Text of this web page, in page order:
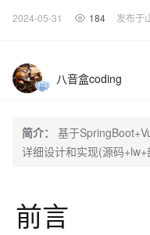
2024-05-31 184 发布于
八音盒coding
简介：
基于
详细设计和实现(源码
前言